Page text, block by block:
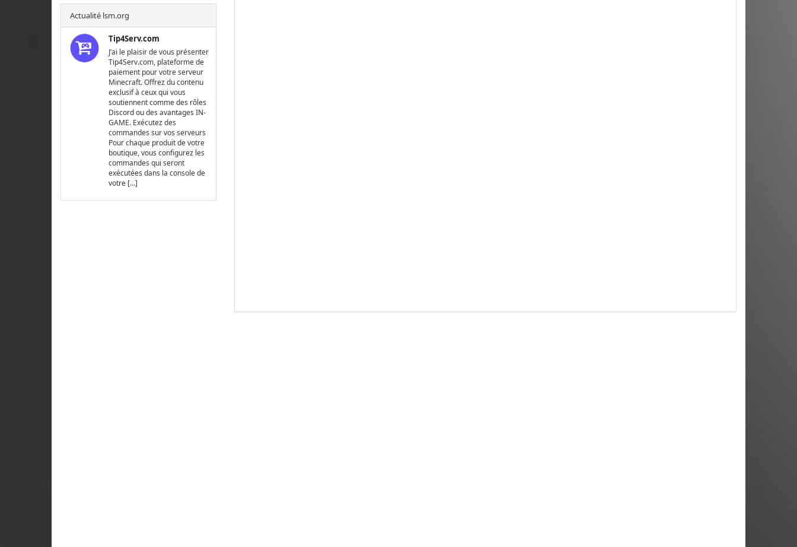
Actualité lsm.org
Tip4Serv.com
J’ai le plaisir de vous présenter
Tip4Serv.com, plateforme de
paiement pour votre serveur
Minecraft. Offrez du contenu
exclusif à ceux qui vous
soutiennent comme des rôles
Discord ou des avantages IN-
GAME. Exécutez des
commandes sur vos serveurs
Pour chaque produit de votre
boutique, vous configurez les
commandes qui seront
exécutées dans la console de
votre […]